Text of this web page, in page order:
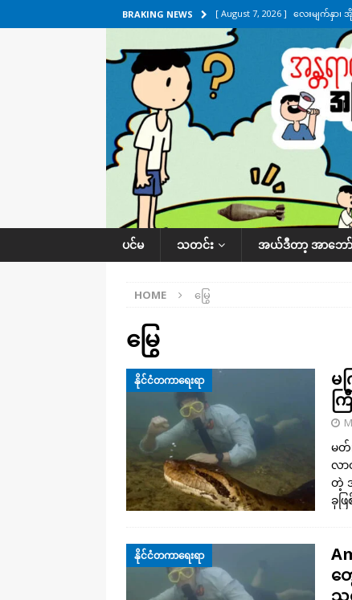
BRAKING NEWS [ August 7, 2026 ] လေးမျက်နှာ၊
ဒေသအလိုက် သတင်းကဏ္ဍ
[ August 7, 2026 ] ရန်ကုန်မြစ်အ
သတင်းကဏ္ဍ
[ August 7, 2026 ] လွှတ်တော်ကို ရ
UNCATEGORIZED
[ August 6, 2026 ] တာကျိုးပြီး
ကဏ္ဍ
[ August 8, 2026 ] သေနတ်ကိုင်ဆေ
ပင်မ သတင်း အယ်ဒီတာ့ အာဘော်
HOME မြွေ
မြွေ
နိုင်ငံတကာရေးရာ
မ
က
မတ်
လာ
တဲ့
ခုဖ
နိုင်ငံတကာရေးရာ
တွ
သ